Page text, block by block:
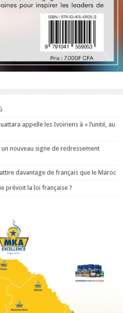
appelle les Ivoiriens à « l’unité, au
un nouveau signe de redressement
davantage de français que le Maroc
prévoit la loi française ?